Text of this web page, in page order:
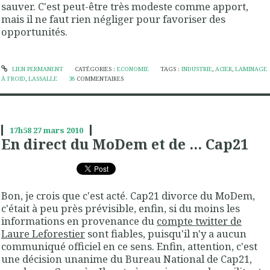
sauver. C'est peut-être très modeste comme apport,
mais il ne faut rien négliger pour favoriser des
opportunités.
LIEN PERMANENT CATÉGORIES : ECONOMIE TAGS :INDUSTRIE,ACIER,LAMINAGE
À FROID, LASSALLE 38 COMMENTAIRES
17h58 27mars 2010
En direct du MoDem et de ... Cap21
Bon, je crois que c'est acté. Cap21 divorce du MoDem,
c'était à peu près prévisible, enfin, si du moins les
informations en provenance du compte twitter de
Laure Leforestier sont fiables, puisqu'il n'y a aucun
communiqué officiel en ce sens. Enfin, attention, c'est
une décision unanime du Bureau National de Cap21,